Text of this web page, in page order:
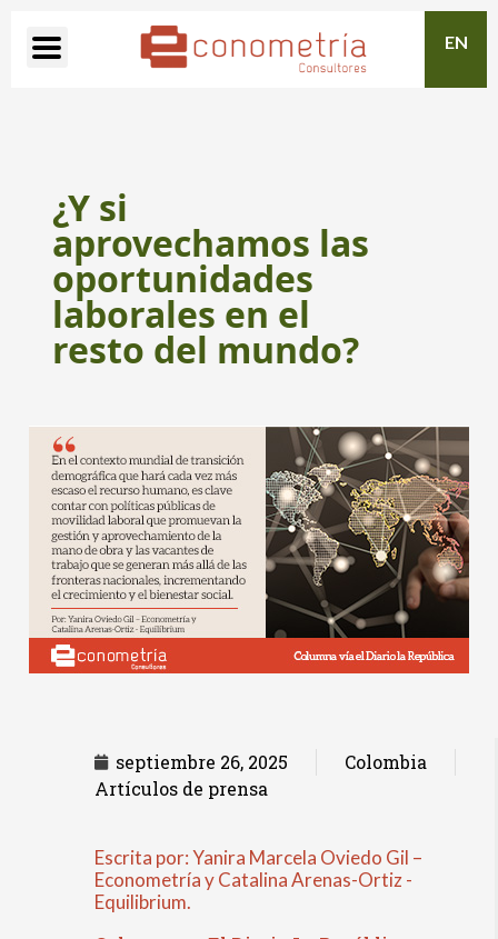
EN
¿Y si
aprovechamos las
oportunidades
laborales en el
resto del mundo?
septiembre 26, 2025
Colombia
Artículos de prensa
Escrita por: Yanira Marcela Oviedo Gil –
Econometría y Catalina Arenas-Ortiz -
Equilibrium.